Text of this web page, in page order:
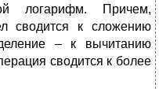
логарифм. Причем,
сводится к сложению
– к вычитанию
сводится к более